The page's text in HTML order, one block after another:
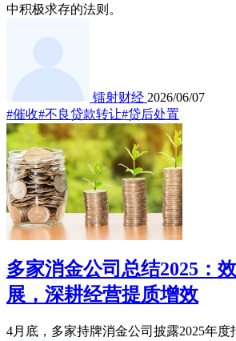
中积极求存的法则。
镭射财经 2026/06/07
#催收#不良贷款转让#贷后处置
多家消金公司总结2025：
展，深耕经营提质增效
4月底，多家持牌消金公司披露2025年度